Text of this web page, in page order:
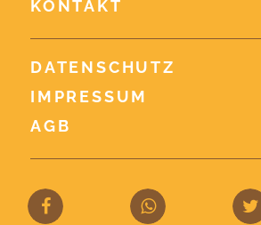
KONTAKT
DATENSCHUTZ
IMPRESSUM
AGB